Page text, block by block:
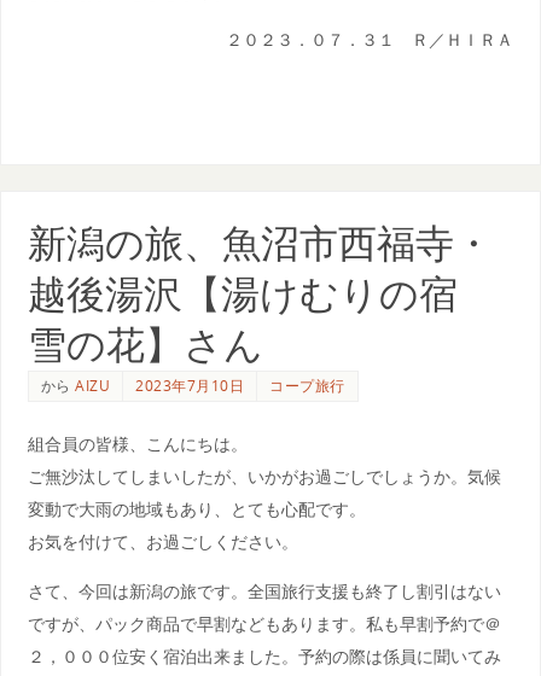
２０２３．０７．３１ Ｒ／ＨＩＲＡ
新潟の旅、魚沼市西福寺・
越後湯沢【湯けむりの宿
雪の花】さん
からAIZU 2023年7月10日 コープ旅行
組合員の皆様、こんにちは。
ご無沙汰してしまいしたが、いかがお過ごしでしょうか。気候
変動で大雨の地域もあり、とても心配です。
お気を付けて、お過ごしください。
さて、今回は新潟の旅です。全国旅行支援も終了し割引はない
ですが、パック商品で早割などもあります。私も早割予約で＠
２，０００位安く宿泊出来ました。予約の際は係員に聞いてみ